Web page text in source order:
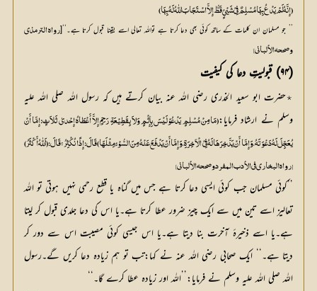
(إِنَّہُ لَمْ یَدْعُ بِہَا مُسْلِمٌ فِیْ شَیْئٍ قَطُّ إِلاَّ اسْتَجَابَ اللّٰہُ لَہُ بِہَا )
’’ جو مسلمان ان کلمات کے ساتھ کوئی بھی دعا کرتا ہے تواللہ تعالی اسے یقینا قبول کرتا ہے۔‘‘[
وصححہ الألبانی ]
(۹۴) قبولیتِ دعا کی کیفیت
٭حضرت ابو سعید الخدری رضی اللہ عنہ بیان کرتے ہیں کہ رسول اللہ صلی اللہ علیہ
وسلم نے ارشاد فرمایا:
یُعَجِّلَ لَہُ دَعْوَتَہُ،وَإِمَّا أَنْ یَدَّخِرَہَا لَہُ فِیْ الْآخِرَۃِ،وَإِمَّا أَنْ یَدْفَعَ عَنْہُ مِنَ السُّوْئِ مِثْلَہَا) قَالَ:إِذًا نُکْثِرُ؟قَالَ:(اَللّٰہُ أَکْثَرُ )
[رواہ البخاری فی الأدب المفرد وصححہ الألبانی ]
’’کوئی مسلمان جب کوئی ایسی دعا کرتا ہے جس میں گناہ یا قطع رحمی نہیں ہوتی تو اللہ
تعالیز اسے تین میں سے ایک چیز ضرور عطا کرتا ہے۔یا اس کی دعا جلدی قبول کر لیتا
ہے۔یا اسے ذخیرۂ آخرت بنا دیتا ہے۔یا اس جیسی کوئی مصیبت اس سے دور کر
دیتا ہے۔‘‘ ایک صحابی رضی اللہ عنہ نے کہا:تب تو ہم زیادہ دعا کریں گے۔رسول
اللہ صلی اللہ علیہ وسلم نے فرمایا:’’اللہ اور زیادہ عطا کرے گا۔‘‘